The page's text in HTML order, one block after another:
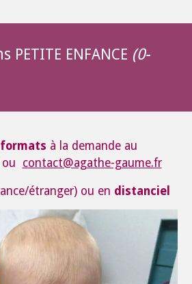
PETITE ENFANCE (0-
formats à la demande au
contact@agathe-gaume.fr
étranger) ou en distanciel